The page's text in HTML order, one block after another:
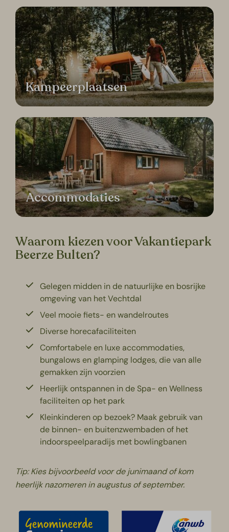
Kampeerplaatsen
Accommodaties
Waarom kiezen voor Vakantiepark
Beerze Bulten?
Gelegen midden in de natuurlijke en bosrijke
omgeving van het Vechtdal
Veel mooie fiets- en wandelroutes
Diverse horecafaciliteiten
Comfortabele en luxe accommodaties,
bungalows en glamping lodges, die van alle
gemakken zijn voorzien
Heerlijk ontspannen in de Spa- en Wellness
faciliteiten op het park
Kleinkinderen op bezoek? Maak gebruik van
de binnen- en buitenzwembaden of het
indoorspeelparadijs met bowlingbanen
Tip: Kies bijvoorbeeld voor de junimaand of kom
heerlijk nazomeren in augustus of september.